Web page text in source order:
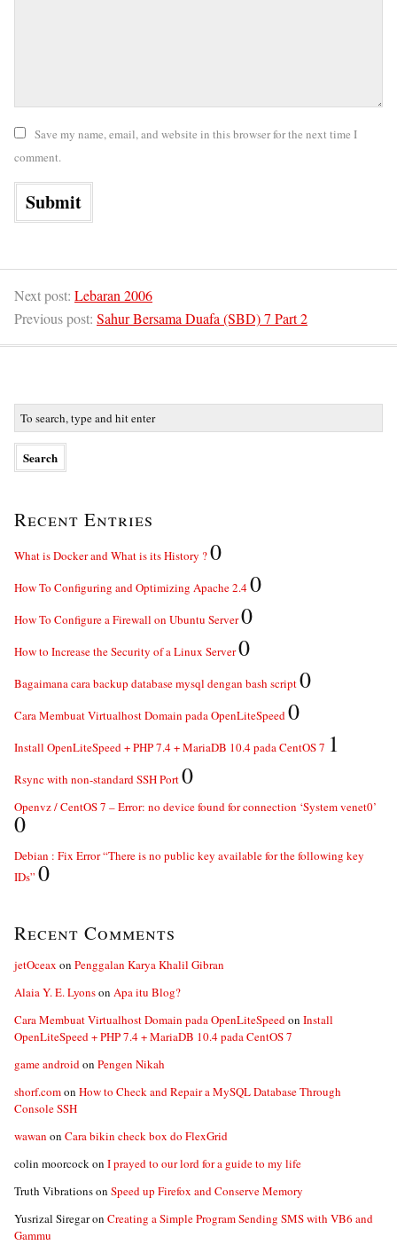
Save my name, email, and website in this browser for the next time I
comment.
Next post: Lebaran 2006
Previous post: Sahur Bersama Duafa (SBD) 7 Part 2
Recent Entries
What is Docker and What is its History ?0
How To Configuring and Optimizing Apache 2.40
How To Configure a Firewall on Ubuntu Server0
How to Increase the Security of a Linux Server0
Bagaimana cara backup database mysql dengan bash script0
Cara Membuat Virtualhost Domain pada OpenLiteSpeed0
Install OpenLiteSpeed + PHP 7.4 + MariaDB 10.4 pada CentOS 7 1
Rsync with non-standard SSH Port0
Openvz / CentOS 7 – Error: no device found for connection ‘System venet0’
0
Debian : Fix Error “There is no public key available for the following key
IDs” 0
Recent Comments
jetOceax on Penggalan Karya Khalil Gibran
Alaia Y. E. Lyonson Apa itu Blog?
Cara Membuat Virtualhost Domain pada OpenLiteSpeedon Install
OpenLiteSpeed + PHP 7.4 + MariaDB 10.4 pada CentOS 7
game androidon Pengen Nikah
shorf.comon How to Check and Repair a MySQL Database Through
Console SSH
wawan on Cara bikin check box do FlexGrid
colin moorcockon I prayed to our lord for a guide to my life
Truth Vibrationson Speed up Firefox and Conserve Memory
Yusrizal Siregaron Creating a Simple Program Sending SMS with VB6 and
Gammu